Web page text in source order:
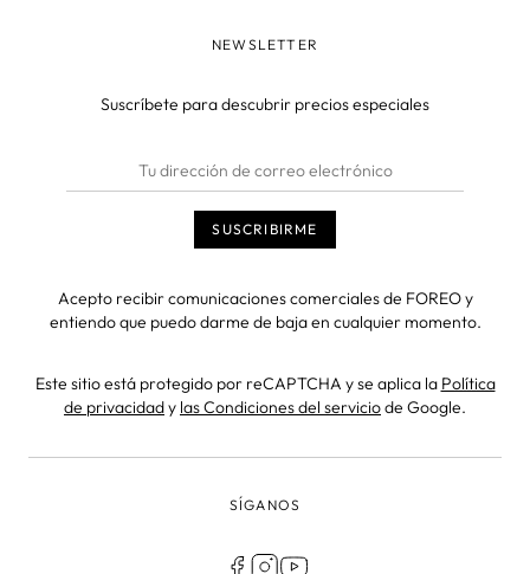
NEWSLETTER
Suscríbete para descubrir precios especiales
Acepto recibir comunicaciones comerciales de FOREO y
entiendo que puedo darme de baja en cualquier momento.
Este sitio está protegido por reCAPTCHA y se aplica la Política
de privacidady las Condiciones del serviciode Google.
SÍGANOS